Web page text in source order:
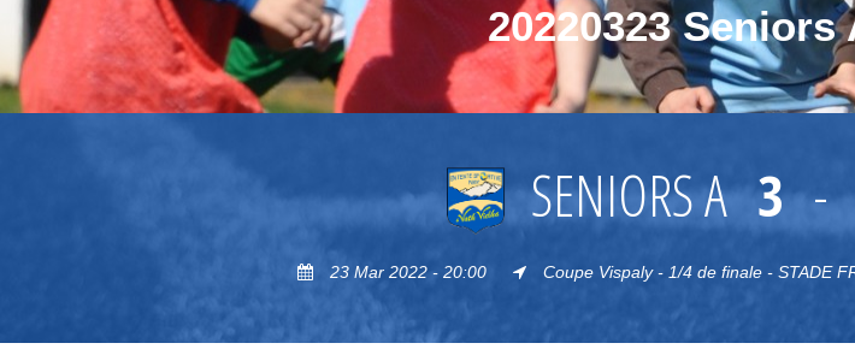
20220323 Seniors
SENIORS A 3 -
23 Mar 2022 - 20:00 Coupe Vispaly - 1/4 de finale - STADE